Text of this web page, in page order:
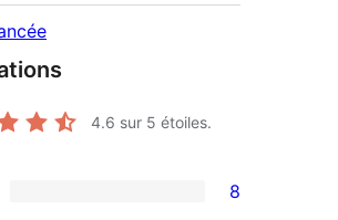
4.6 sur 5 étoiles.
8